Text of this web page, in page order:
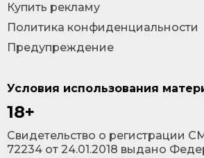
Условия использования
18+
Cвидетельство о регистрации
72234 от 24.01.2018 выдано
Купить рекламу
Политика конфиденциальности
Предупреждение